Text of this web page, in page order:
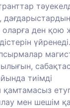
оларға ден қою
үйренеді.
тиімді
мен шешім